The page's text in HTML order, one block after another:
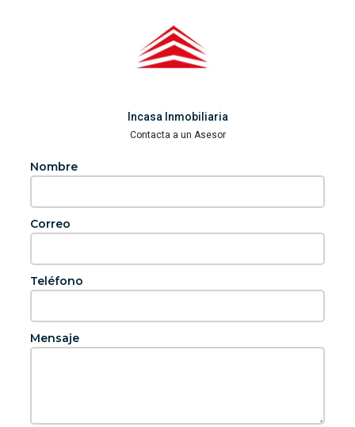
Incasa Inmobiliaria
Contacta a un Asesor
Nombre
Correo
Teléfono
Mensaje